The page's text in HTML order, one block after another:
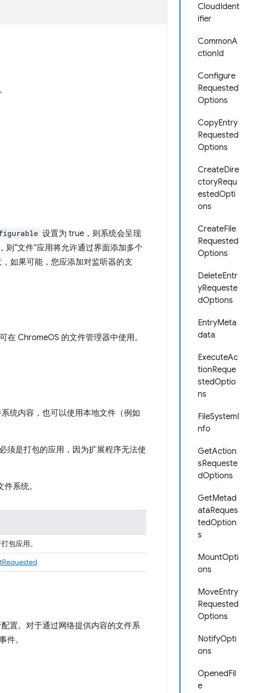
CloudIdent
ifier
CommonA
ctionId
Configure
Requested
Options
CopyEntry
Requested
Options
CreateDire
ctoryRequ
estedOpti
ons
CreateFile
Requested
Options
DeleteEntr
yRequeste
dOptions
EntryMeta
data
ExecuteAc
tionReque
stedOptio
ns
FileSystemI
nfo
GetAction
sRequeste
dOptions
GetMetad
ataReques
tedOption
s
MountOpti
ons
MoveEntry
Requested
Options
NotifyOpti
ons
OpenedFil
e
设置为 true，则系统会呈现
，则“文件”应用将允许通过界面添加多个
如果可能，您应添加对监听器的支
ChromeOS 的文件管理器中使用。
统内容，也可以使用本地文件（例如
须是打包的应用，因为扩展程序无法使
系统。
包应用。
置。对于通过网络提供内容的文件系
件。